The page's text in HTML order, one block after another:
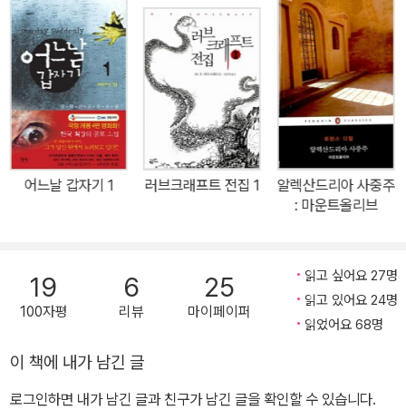
게는 문학의 변방으로 여겨져 왔던 나라들의 대표적 단편 작가들도
활발히 소개해 단편소설의 발전이 문화의 중심지에 국한된 것이 아니
라 도처에서 이루어져 왔음을 독자들이 확인할 수 있게 할 것이다. 현
대 대중문화의 성장은 전 세계적으로 미스터리, 호러, SF 등 문학 장
르의 분화를 촉진했는데 이러한 장르문학의 형성에도 단편소설은 결
정적인 역할을 했다. 그러한 장르문학의 형성과 발전에 크게 기여한
작가들의 단편 역시 새롭게 조명할 것이다. 21세기인 현재에 이르기
까지 단편소설은 그리스 신화가 그러했듯이 삶의 불변하는 단면을 촌
양한 단면들은 시공을 초월해 오늘의 우리에게도 깊은 감동을 준다.
새로운 문학적 기법과 실험의 도입을 통해 단편소설은 현재도 계속
진화, 확장되고 있다. 작가의 예술적 열정이 가장 뜨겁게 투영된 다양
찰과 재미를 느낄 수 있을 것이다. 에드거 앨런 포는 문학작품은 독자
가 앉은자리에서 다 읽을 수 있을 정도로 짧아야 한다고 말했다. 바쁜
어느날 갑자기 1 러브크래프트 전집 1
알렉산드리아 사중주
: 마운트올리브
19
100자평
6
리뷰
25
마이페이퍼
읽고 싶어요 27명
읽고 있어요 24명
읽었어요 68명
이 책에 내가 남긴 글
로그인하면 내가 남긴 글과 친구가 남긴 글을 확인할 수 있습니다.